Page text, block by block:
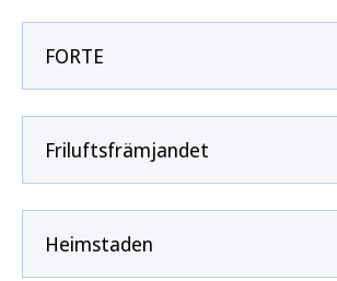
FORTE
Friluftsfrämjandet
Heimstaden